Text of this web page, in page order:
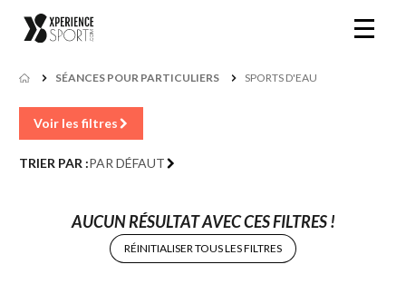
SÉANCES POUR PARTICULIERS SPORTS D'EAU
Voir les filtres
TRIER PAR :PAR DÉFAUT
AUCUN RÉSULTAT AVEC CES FILTRES !
RÉINITIALISER TOUS LES FILTRES